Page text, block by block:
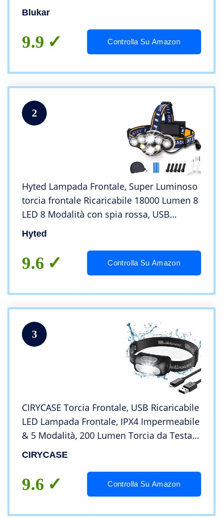
Movimento,8 Modalità di Illuminazione,
Campeggio/Corsa/Pesca
Blukar
9.9 Controlla Su Amazon
2
Hyted Lampada Frontale, Super Luminoso
torcia frontale Ricaricabile 18000 Lumen 8
LED 8 Modalità con spia rossa, USB
Impermeabile torcia da testa, Perfetta per
Campeggio, Jogging
Hyted
9.6 Controlla Su Amazon
3
CIRYCASE Torcia Frontale, USB Ricaricabile
LED Lampada Frontale, IPX4 Impermeabile
& 5 Modalità, 200 Lumen Torcia da Testa
Regolabile per Adulti e Bambini, Ideale per
CIRYCASE
9.6 Controlla Su Amazon